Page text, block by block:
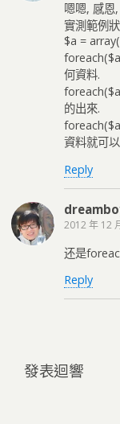
嗯嗯, 感恩
實測範例
$a =
何資料.
的出來.
資料就可
Reply
2012 年 12
还是
Reply
發表迴響